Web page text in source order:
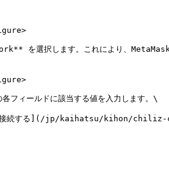
を選択します。これにより、
ィールドに該当する値を入力します。\